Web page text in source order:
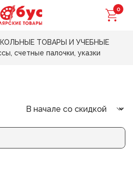
0
ТОВАРЫ И УЧЕБНЫЕ
счетные палочки, указки